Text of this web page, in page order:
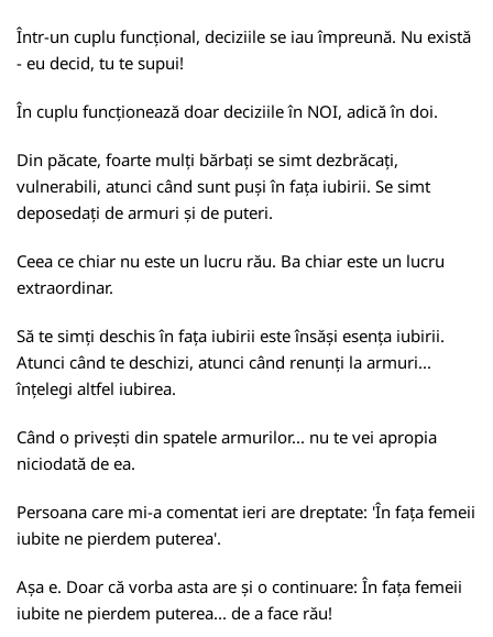
Într-un cuplu funcțional, deciziile se iau împreună. Nu există
- eu decid, tu te supui!
În cuplu funcționează doar deciziile în NOI, adică în doi.
Din păcate, foarte mulți bărbați se simt dezbrăcați,
vulnerabili, atunci când sunt puși în fața iubirii. Se simt
deposedați de armuri și de puteri.
Ceea ce chiar nu este un lucru rău. Ba chiar este un lucru
extraordinar.
Să te simți deschis în fața iubirii este însăși esența iubirii.
Atunci când te deschizi, atunci când renunți la armuri...
înțelegi altfel iubirea.
Când o privești din spatele armurilor... nu te vei apropia
niciodată de ea.
Persoana care mi-a comentat ieri are dreptate: 'În fața femeii
iubite ne pierdem puterea'.
Așa e. Doar că vorba asta are și o continuare: În fața femeii
iubite ne pierdem puterea... de a face rău!